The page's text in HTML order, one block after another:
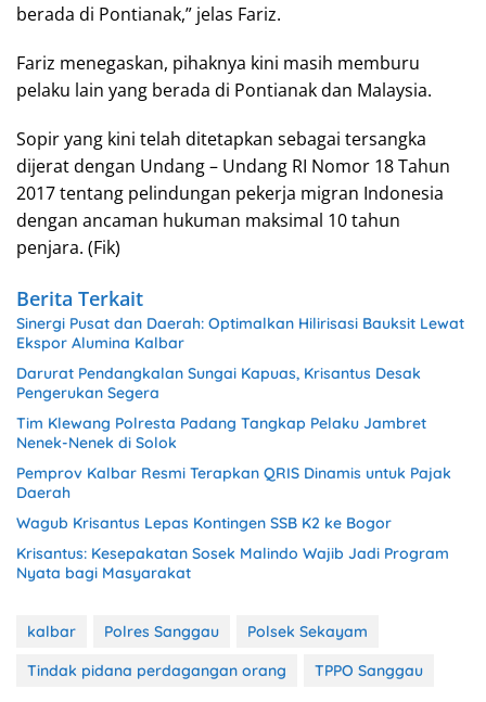
berada di Pontianak,” jelas Fariz.
Fariz menegaskan, pihaknya kini masih memburu
pelaku lain yang berada di Pontianak dan Malaysia.
Sopir yang kini telah ditetapkan sebagai tersangka
dijerat dengan Undang – Undang RI Nomor 18 Tahun
2017 tentang pelindungan pekerja migran Indonesia
dengan ancaman hukuman maksimal 10 tahun
penjara. (Fik)
Berita Terkait
Sinergi Pusat dan Daerah: Optimalkan Hilirisasi Bauksit Lewat
Ekspor Alumina Kalbar
Darurat Pendangkalan Sungai Kapuas, Krisantus Desak
Pengerukan Segera
Tim Klewang Polresta Padang Tangkap Pelaku Jambret
Nenek-Nenek di Solok
Pemprov Kalbar Resmi Terapkan QRIS Dinamis untuk Pajak
Daerah
Wagub Krisantus Lepas Kontingen SSB K2 ke Bogor
Krisantus: Kesepakatan Sosek Malindo Wajib Jadi Program
Nyata bagi Masyarakat
kalbar Polres Sanggau
Polsek Sekayam
Tindak pidana perdagangan orang
TPPO Sanggau